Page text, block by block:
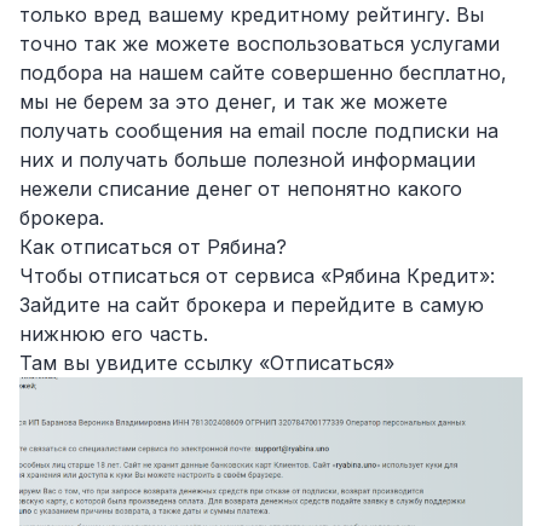
только вред вашему кредитному рейтингу. Вы
точно так же можете воспользоваться услугами
подбора на нашем сайте совершенно бесплатно,
мы не берем за это денег, и так же можете
получать сообщения на email после подписки на
них и получать больше полезной информации
нежели списание денег от непонятно какого
брокера.
Как отписаться от Рябина?
Чтобы отписаться от сервиса «Рябина Кредит»:
Зайдите на сайт брокера и перейдите в самую
нижнюю его часть.
Там вы увидите ссылку «Отписаться»